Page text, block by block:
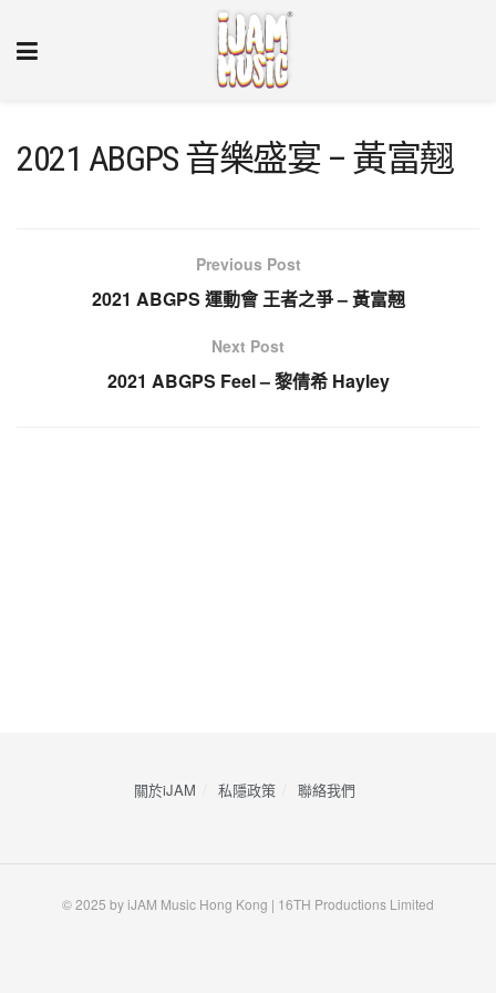
2021 ABGPS 音樂盛宴 – 黃富翹
Previous Post
2021 ABGPS 運動會 王者之爭 – 黃富翹
Next Post
2021 ABGPS Feel – 黎倩希 Hayley
關於iJAM 私隱政策 ​聯絡我們
© 2025 by iJAM Music Hong Kong | 16TH Productions Limited